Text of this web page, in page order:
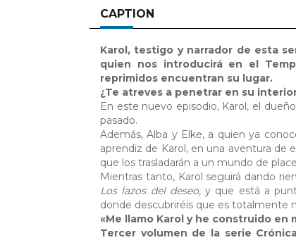
CAPTION
Karol, testigo y narrador de esta
quien nos introducirá en el
reprimidos encuentran su lugar.
¿Te atreves a penetrar en su
En este nuevo episodio, Karol, el
pasado.
Además, Alba y Elke, a quien ya
aprendiz de Karol, en una aventura de
que los trasladarán a un mundo de
Mientras tanto, Karol seguirá dando
Los lazos del deseo, y que está a
donde descubriréis que es totalmente
«Me llamo Karol y he construido en
Tercer volumen de la serie